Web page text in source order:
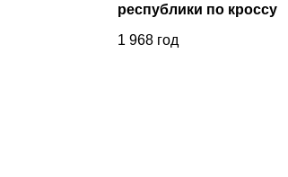
республики по кроссу
1 968 год